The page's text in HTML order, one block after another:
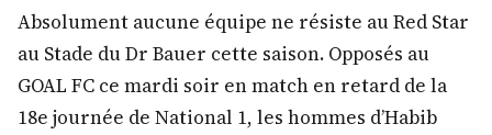
Absolument aucune équipe ne résiste au Red Star
au Stade du Dr Bauer cette saison. Opposés au
GOAL FC ce mardi soir en match en retard de la
18e journée de National 1, les hommes d’Habib